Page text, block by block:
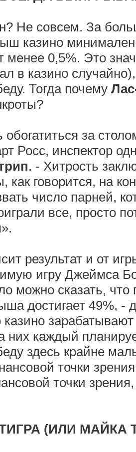
Не совсем. За
казино
менее 0,5%. Это
в казино
Тогда почему
обогатиться за
Росс, инспектор
. - Хитрость
как говорится, на
число парней,
все, просто
результат и от
игру Джеймса
можно сказать, что
достигает 49%, -
них каждый
здесь крайне
точки
точки
(ИЛИ МАЙКА